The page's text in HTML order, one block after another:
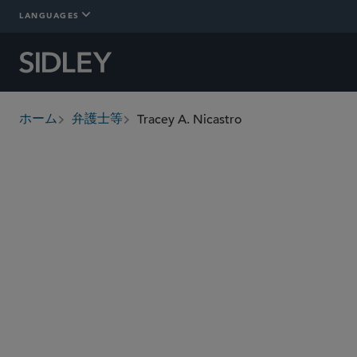
LANGUAGES
breadcrumbs
ホーム 弁護士等 Tracey A. Nicastro